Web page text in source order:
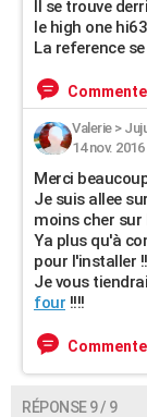
Il se trouve
le high one
La reference
Valerie>
14 nov. 2016
Merci
Je suis allee
moins cher sur
Ya plus qu'à
pour l'installer
Je vous
four !!!!
RÉPONSE 9 / 9